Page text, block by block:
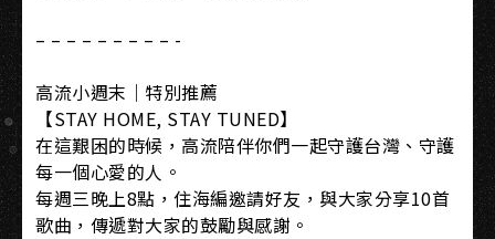
– – – – – – – – – -​
高流小週末｜特別推薦​
【STAY HOME, STAY TUNED】​
在這艱困的時候，高流陪伴你們一起守護台灣、守護
每一個心愛的人。​
每週三晚上8點，住海編邀請好友，與大家分享10首
歌曲，傳遞對大家的鼓勵與感謝。​